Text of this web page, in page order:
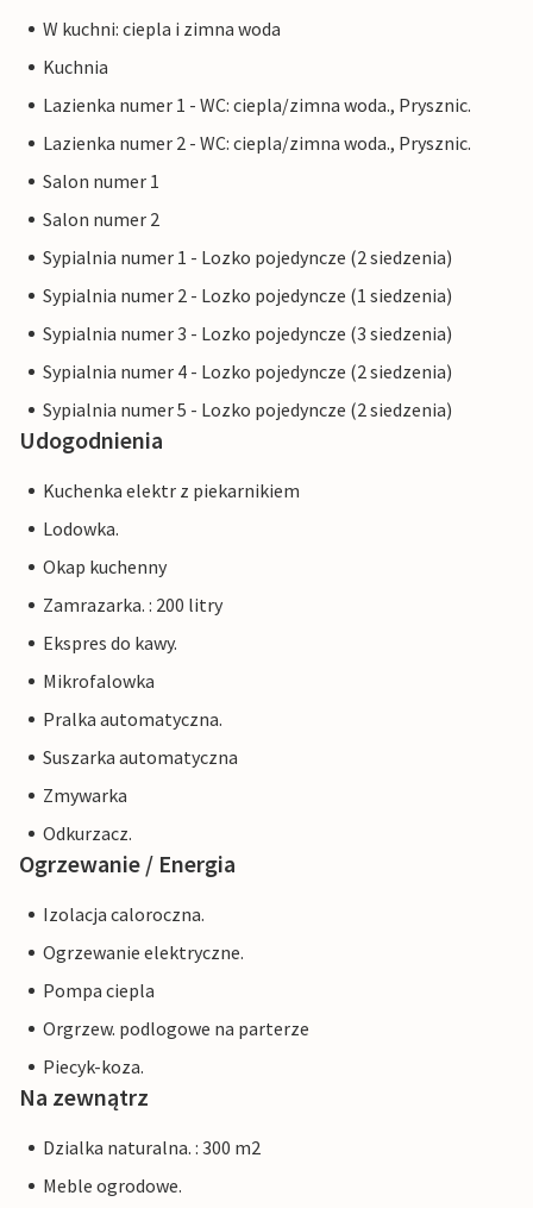
W kuchni: ciepla i zimna woda
Kuchnia
Lazienka numer 1 - WC: ciepla/zimna woda., Prysznic.
Lazienka numer 2 - WC: ciepla/zimna woda., Prysznic.
Salon numer 1
Salon numer 2
Sypialnia numer 1 - Lozko pojedyncze (2 siedzenia)
Sypialnia numer 2 - Lozko pojedyncze (1 siedzenia)
Sypialnia numer 3 - Lozko pojedyncze (3 siedzenia)
Sypialnia numer 4 - Lozko pojedyncze (2 siedzenia)
Sypialnia numer 5 - Lozko pojedyncze (2 siedzenia)
Udogodnienia
Kuchenka elektr z piekarnikiem
Lodowka.
Okap kuchenny
Zamrazarka. : 200 litry
Ekspres do kawy.
Mikrofalowka
Pralka automatyczna.
Suszarka automatyczna
Zmywarka
Odkurzacz.
Ogrzewanie / Energia
Izolacja caloroczna.
Ogrzewanie elektryczne.
Pompa ciepla
Orgrzew. podlogowe na parterze
Piecyk-koza.
Na zewnątrz
Dzialka naturalna. : 300 m2
Meble ogrodowe.